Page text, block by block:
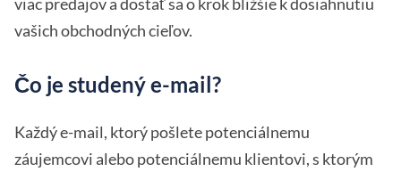
vašich obchodných cieľov.
Čo je studený e-mail?
Každý e-mail, ktorý pošlete potenciálnemu
záujemcovi alebo potenciálnemu klientovi, s ktorým